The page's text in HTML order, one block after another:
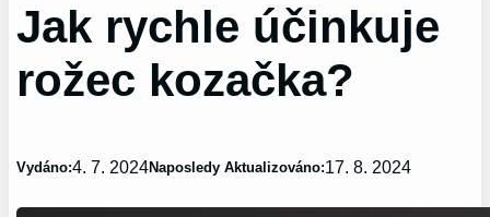
Jak rychle účinkuje
rožec kozačka?
Vydáno:4. 7. 2024Naposledy Aktualizováno:17. 8. 2024